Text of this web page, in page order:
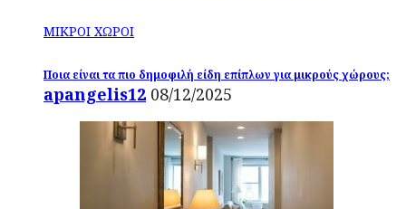
ΜΙΚΡΟΙ ΧΩΡΟΙ
Ποια είναι τα πιο δημοφιλή είδη επίπλων για μικρούς χώρους;
apangelis12 08/12/2025